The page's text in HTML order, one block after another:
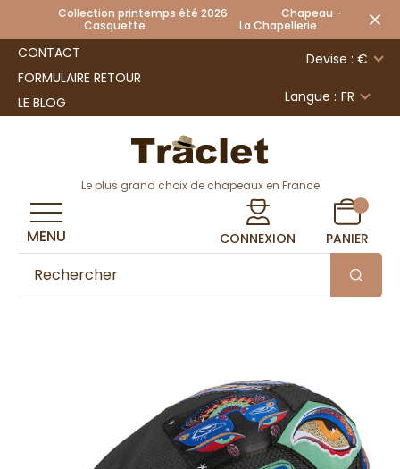
Collection printemps été 2026 Chapeau -
Casquette La Chapellerie
CONTACT
FORMULAIRE RETOUR
LE BLOG
Devise : €
Langue : FR
Le plus grand choix de chapeaux en France
CONNEXION PANIER
MENU